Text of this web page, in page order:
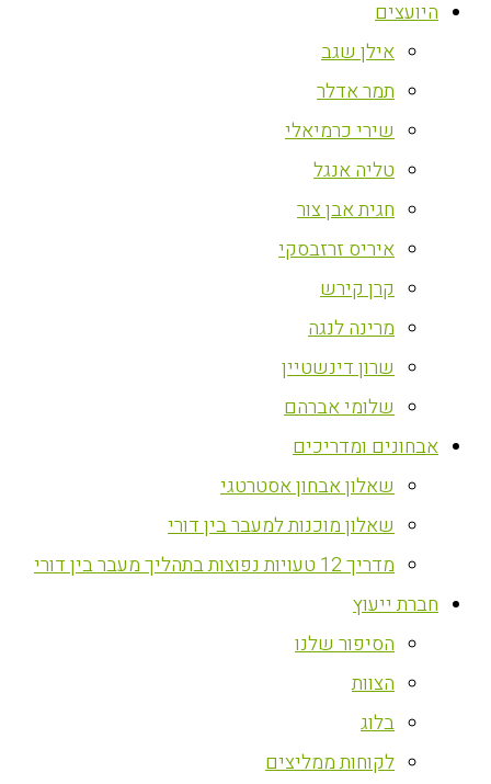
היועצים
אילן שגב
תמר אדלר
שירי כרמיאלי
טליה אנגל
חגית אבן צור
איריס זרזבסקי
קרן קירש
מרינה לנגה
שרון דינשטיין
שלומי אברהם
אבחונים ומדריכים
שאלון אבחון אסטרטגי
שאלון מוכנות למעבר בין דורי
מדריך 12 טעויות נפוצות בתהליך מעבר בין דורי
חברת ייעוץ
הסיפור שלנו
הצוות
בלוג
לקוחות ממליצים